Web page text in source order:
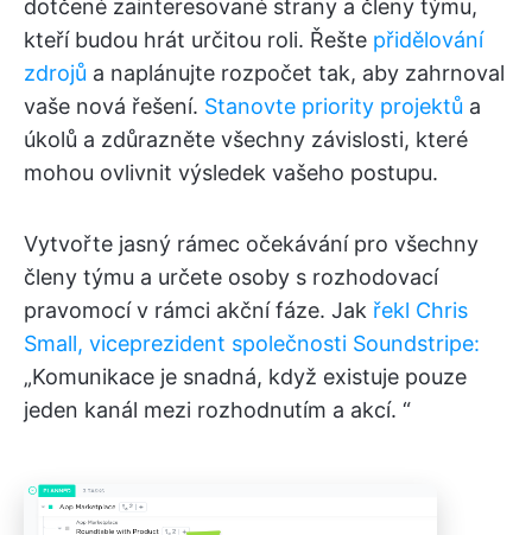
dotčené zainteresované strany a členy týmu,
kteří budou hrát určitou roli. Řešte přidělování
zdrojů a naplánujte rozpočet tak, aby zahrnoval
vaše nová řešení. Stanovte priority projektů a
úkolů a zdůrazněte všechny závislosti, které
mohou ovlivnit výsledek vašeho postupu.
Vytvořte jasný rámec očekávání pro všechny
členy týmu a určete osoby s rozhodovací
pravomocí v rámci akční fáze. Jak řekl Chris
Small, viceprezident společnosti Soundstripe:
„Komunikace je snadná, když existuje pouze
jeden kanál mezi rozhodnutím a akcí. “